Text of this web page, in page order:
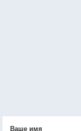
Ваше имя